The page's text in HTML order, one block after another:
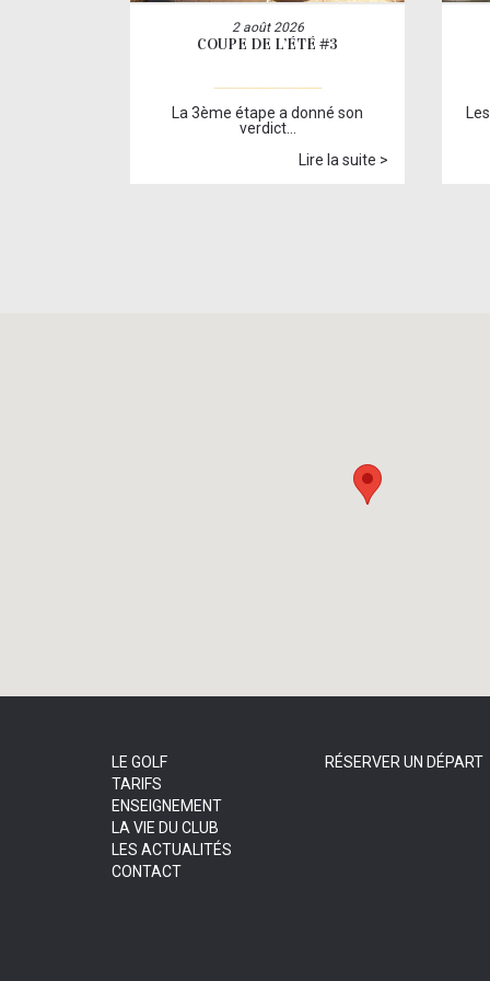
2 août 2026
COUPE DE L’ÉTÉ #3
La 3ème étape a donné son
verdict…
Lire la suite >
LE GOLF
TARIFS
ENSEIGNEMENT
LA VIE DU CLUB
LES ACTUALITÉS
CONTACT
RÉSERVER UN DÉPART